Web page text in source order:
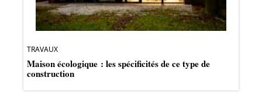
TRAVAUX
Maison écologique : les spécificités de ce type de
construction